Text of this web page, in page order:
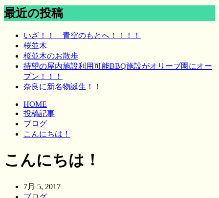
最近の投稿
いざ！！ 青空のもとへ！！！！
桜並木
桜並木のお散歩
待望の屋内施設利用可能BBQ施設がオリーブ園にオー
プン！！！
奈良に新名物誕生！！
HOME
投稿記事
ブログ
こんにちは！
こんにちは！
7月 5, 2017